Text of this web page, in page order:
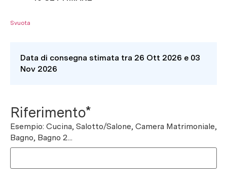
Svuota
Data di consegna stimata tra 26 Ott 2026 e 03
Nov 2026
Riferimento*
Esempio: Cucina, Salotto/Salone, Camera Matrimoniale,
Bagno, Bagno 2...